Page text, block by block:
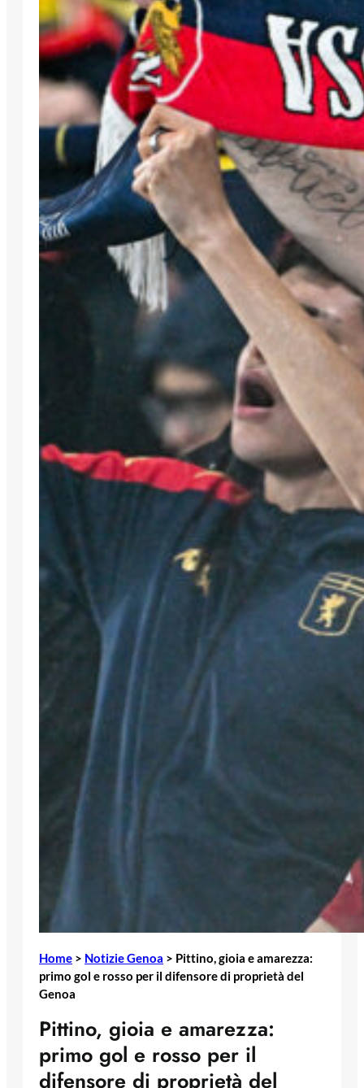
Home > Notizie Genoa > Pittino, gioia e amarezza:
primo gol e rosso per il difensore di proprietà del
Genoa
Pittino, gioia e amarezza:
primo gol e rosso per il
difensore di proprietà del